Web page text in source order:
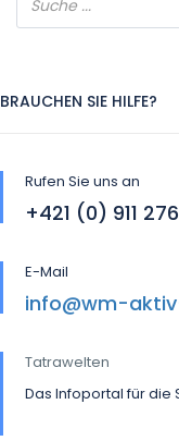
BRAUCHEN SIE HILFE?
Rufen Sie uns an
+421 (0) 911
E-Mail
info@wm-
Tatrawelten
Das Infoportal für die